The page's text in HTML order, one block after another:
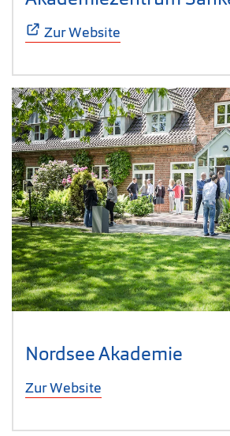
Zur Website
Nordsee Akademie
Zur Website